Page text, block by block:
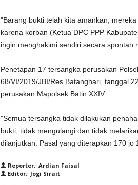
"Barang bukti telah kita amankan,
karena korban (Ketua DPC PPP
ingin menghakimi sendiri secara spontan
Penetapan 17 tersangka perusakan
68/VI/2019/JBI/Res Batanghari, tanggal
perusakan Mapolsek Batin XXIV.
"Semua tersangka tidak dilakukan
bukti, tidak mengulangi dan tidak
dilanjutkan. Pasal yang diterapkan 170 jo
Reporter: Ardian Faisal
Editor: Jogi Sirait